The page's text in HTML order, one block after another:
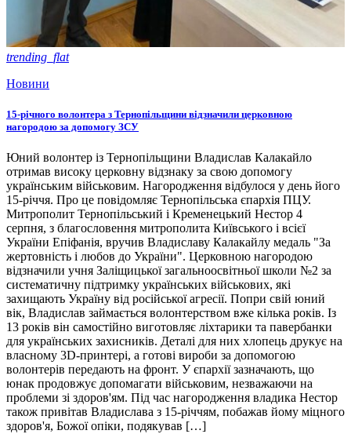
trending_flat
Новини
15-річного волонтера з Тернопільщини відзначили церковною
нагородою за допомогу ЗСУ
Юний волонтер із Тернопільщини Владислав Калакайло
отримав високу церковну відзнаку за свою допомогу
українським військовим. Нагородження відбулося у день його
15-річчя. Про це повідомляє Тернопільська єпархія ПЦУ.
Митрополит Тернопільський і Кременецький Нестор 4
серпня, з благословення митрополита Київського і всієї
України Епіфанія, вручив Владиславу Калакайлу медаль "За
жертовність і любов до України". Церковною нагородою
відзначили учня Заліщицької загальноосвітньої школи №2 за
систематичну підтримку українських військових, які
захищають Україну від російської агресії. Попри свій юний
вік, Владислав займається волонтерством вже кілька років. Із
13 років він самостійно виготовляє ліхтарики та павербанки
для українських захисників. Деталі для них хлопець друкує на
власному 3D-принтері, а готові вироби за допомогою
волонтерів передають на фронт. У єпархії зазначають, що
юнак продовжує допомагати військовим, незважаючи на
проблеми зі здоров'ям. Під час нагородження владика Нестор
також привітав Владислава з 15-річчям, побажав йому міцного
здоров'я, Божої опіки, подякував […]